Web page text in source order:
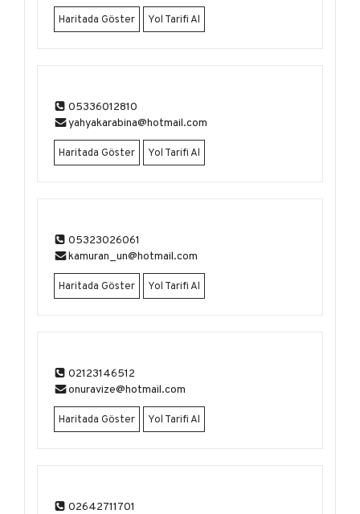
Haritada Göster Yol Tarifi Al
05336012810
yahyakarabina@hotmail.com
Haritada Göster Yol Tarifi Al
05323026061
kamuran_un@hotmail.com
Haritada Göster Yol Tarifi Al
02123146512
onuravize@hotmail.com
Haritada Göster Yol Tarifi Al
02642711701